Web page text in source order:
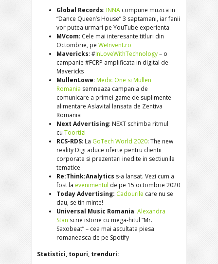
Global Records: INNA compune muzica in
“Dance Queen’s House” 3 saptamani, iar fanii
vor putea urmari pe YouTube experienta
MVcom: Cele mai interesante titluri din
Octombrie, pe WeInvent.ro
Mavericks: #InLoveWithTechnology– o
campanie #FCRP amplificata in digital de
Mavericks
MullenLowe: Medic One si Mullen
Romania semneaza campania de
comunicare a primei game de suplimente
alimentare Aslavital lansata de Zentiva
Romania
Next Advertising: NEXT schimba ritmul
cu Toortizi
RCS-RDS: La GoTech World 2020: The new
reality Digi aduce oferte pentru clientii
corporate si prezentari inedite in sectiunile
tematice
Re:Think:Analytics s-a lansat. Vezi cum a
fost la evenimentul de pe 15 octombrie 2020
Today Advertising: Cadourile care nu se
dau, se tin minte!
Universal Music Romania: Alexandra
Stan scrie istorie cu mega-hitul “Mr.
Saxobeat” – cea mai ascultata piesa
romaneasca de pe Spotify
Statistici, topuri, trenduri: